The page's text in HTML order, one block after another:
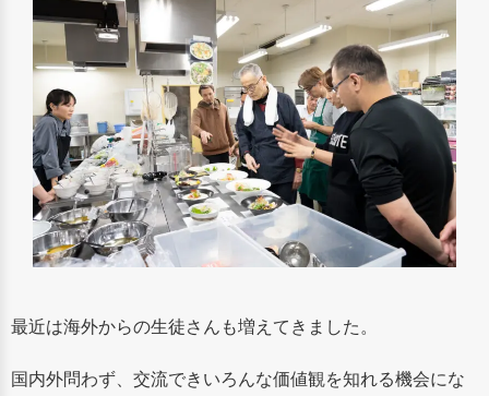
最近は海外からの生徒さんも増えてきました。
国内外問わず、交流できいろんな価値観を知れる機会にな